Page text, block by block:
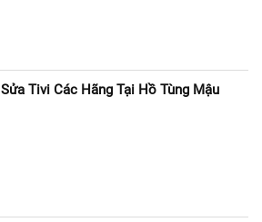
Sửa Tivi Các Hãng Tại Hồ Tùng Mậu